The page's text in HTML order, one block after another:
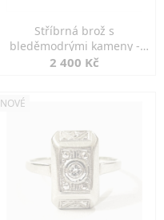
Stříbrná brož s
bleděmodrými kameny -
jemná elegance
2 400 Kč
NOVÉ